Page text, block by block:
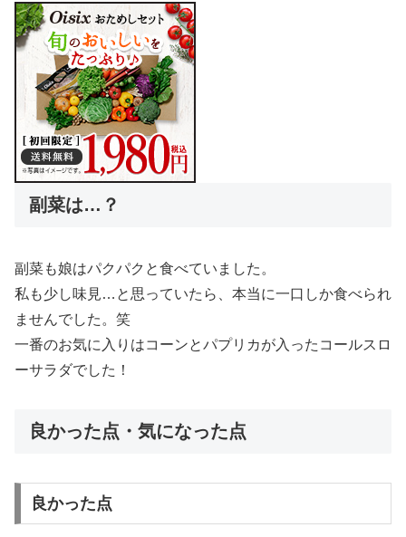
副菜は…？
副菜も娘はパクパクと食べていました。
私も少し味見…と思っていたら、本当に一口しか食べられ
ませんでした。笑
一番のお気に入りはコーンとパプリカが入ったコールスロ
ーサラダでした！
良かった点・気になった点
良かった点